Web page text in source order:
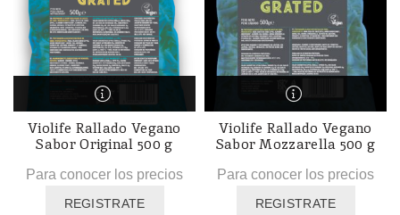
Violife Rallado Vegano
Sabor Original 500 g
Para conocer los precios
REGISTRATE
Violife Rallado Vegano
Sabor Mozzarella 500 g
Para conocer los precios
REGISTRATE